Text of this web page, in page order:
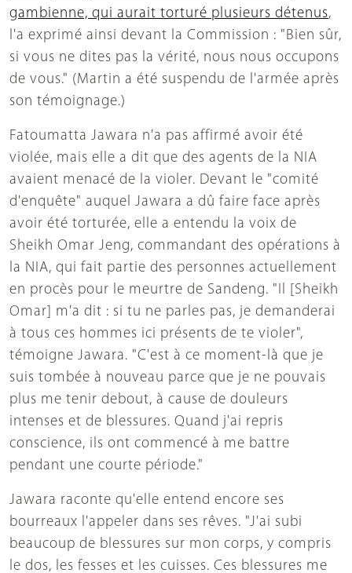
gambienne, qui aurait torturé plusieurs détenus,
l'a exprimé ainsi devant la Commission : "Bien sûr,
si vous ne dites pas la vérité, nous nous occupons
de vous." (Martin a été suspendu de l'armée après
son témoignage.)
Fatoumatta Jawara n'a pas affirmé avoir été
violée, mais elle a dit que des agents de la NIA
avaient menacé de la violer. Devant le "comité
d'enquête" auquel Jawara a dû faire face après
avoir été torturée, elle a entendu la voix de
Sheikh Omar Jeng, commandant des opérations à
la NIA, qui fait partie des personnes actuellement
en procès pour le meurtre de Sandeng. "Il [Sheikh
Omar] m'a dit : si tu ne parles pas, je demanderai
à tous ces hommes ici présents de te violer",
témoigne Jawara. "C'est à ce moment-là que je
suis tombée à nouveau parce que je ne pouvais
plus me tenir debout, à cause de douleurs
intenses et de blessures. Quand j'ai repris
conscience, ils ont commencé à me battre
pendant une courte période."
Jawara raconte qu'elle entend encore ses
bourreaux l'appeler dans ses rêves. "J'ai subi
beaucoup de blessures sur mon corps, y compris
le dos, les fesses et les cuisses. Ces blessures me